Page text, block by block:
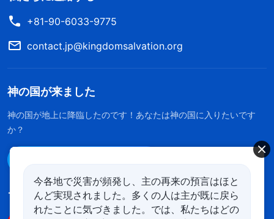
+81-90-6033-9775
contact.jp@kingdomsalvation.org
神の国が来ました
神の国が地上に降臨したのです！あなたは神の国に入りたいです
か？
フォローする
今各地で災害が頻発し、主の再来の預言はほと
んど実現されました。多くの人は主が既に戻ら
れたことに気づきました。では、私たちはどの